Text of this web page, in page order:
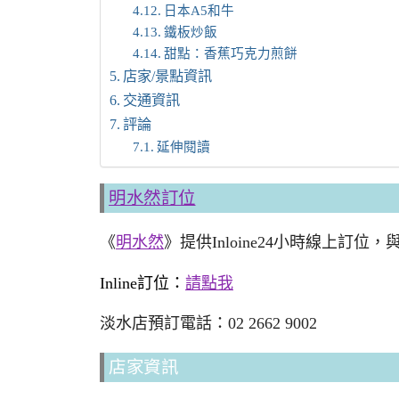
日本A5和牛
鐵板炒飯
甜點：香蕉巧克力煎餅
店家/景點資訊
交通資訊
評論
延伸閱讀
明水然訂位
《明水然》提供Inloine24小時線上訂位，
Inline訂位： 請點我
淡水店預訂電話：02 2662 9002
店家資訊